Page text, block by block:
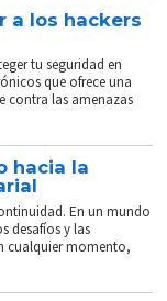
a los hackers
tu seguridad en
que ofrece una
contra las amenazas
hacia la
En un mundo
desafíos y las
cualquier momento,